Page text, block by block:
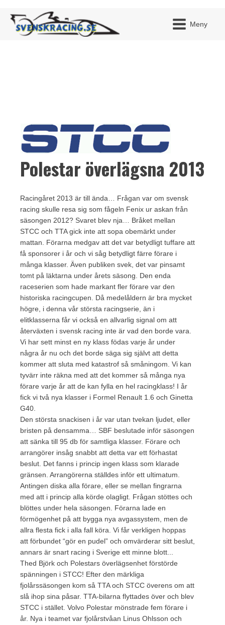
Meny
Polestar överlägsna 2013
Racingåret 2013 är till ända… Frågan var om svensk
racing skulle resa sig som fågeln Fenix ur askan från
säsongen 2012? Svaret blev nja… Bråket mellan
STCC och TTA gick inte att sopa obemärkt under
mattan. Förarna medgav att det var betydligt tuffare att
få sponsorer i år och vi såg betydligt färre förare i
många klasser. Även publiken svek, det var pinsamt
tomt på läktarna under årets säsong. Den enda
raceserien som hade markant fler förare var den
historiska racingcupen. Då medelåldern är bra mycket
högre, i denna vår största racingserie, än i
elitklasserna får vi också en allvarlig signal om att
återväxten i svensk racing inte är vad den borde vara.
Vi har sett minst en ny klass födas varje år under
några år nu och det borde säga sig självt att detta
kommer att sluta med katastrof så småningom. Vi kan
tyvärr inte räkna med att det kommer så många nya
förare varje år att de kan fylla en hel racingklass! I år
fick vi två nya klasser i Formel Renault 1.6 och Ginetta
G40.
Den största snackisen i år var utan tvekan ljudet, eller
bristen på densamma… SBF beslutade inför säsongen
att sänka till 95 db för samtliga klasser. Förare och
arrangörer insåg snabbt att detta var ett förhastat
beslut. Det fanns i princip ingen klass som klarade
gränsen. Arrangörerna ställdes inför ett ultimatum.
Antingen diska alla förare, eller se mellan fingrarna
med att i princip alla körde olagligt. Frågan stöttes och
blöttes under hela säsongen. Förarna lade en
förmögenhet på att bygga nya avgassystem, men de
allra flesta fick i alla fall köra. Vi får verkligen hoppas
att förbundet “gör en pudel” och omvärderar sitt beslut,
annars är snart racing i Sverige ett minne blott...
Thed Björk och Polestars överlägsenhet förstörde
spänningen i STCC! Efter den märkliga
fjolårssäsongen kom så TTA och STCC överens om att
slå ihop sina påsar. TTA-bilarna flyttades över och blev
STCC i stället. Volvo Polestar mönstrade fem förare i
år. Nya i teamet var fjolårstvåan Linus Ohlsson och